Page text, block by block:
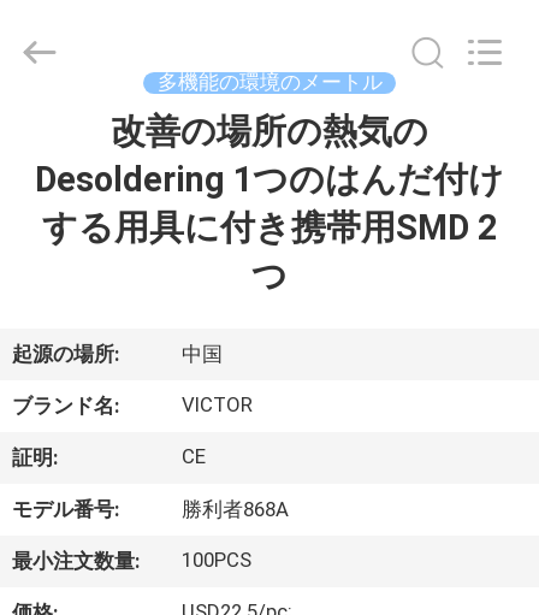
ク
ト
私
達
2021
Reserved.
多機能の環境のメートル
改善の場所の熱気の
Desoldering 1つのはんだ付け
する用具に付き携帯用SMD 2
つ
起源の場所: 中国
ブランド名: VICTOR
証明: CE
モデル番号: 勝利者868A
最小注文数量: 100PCS